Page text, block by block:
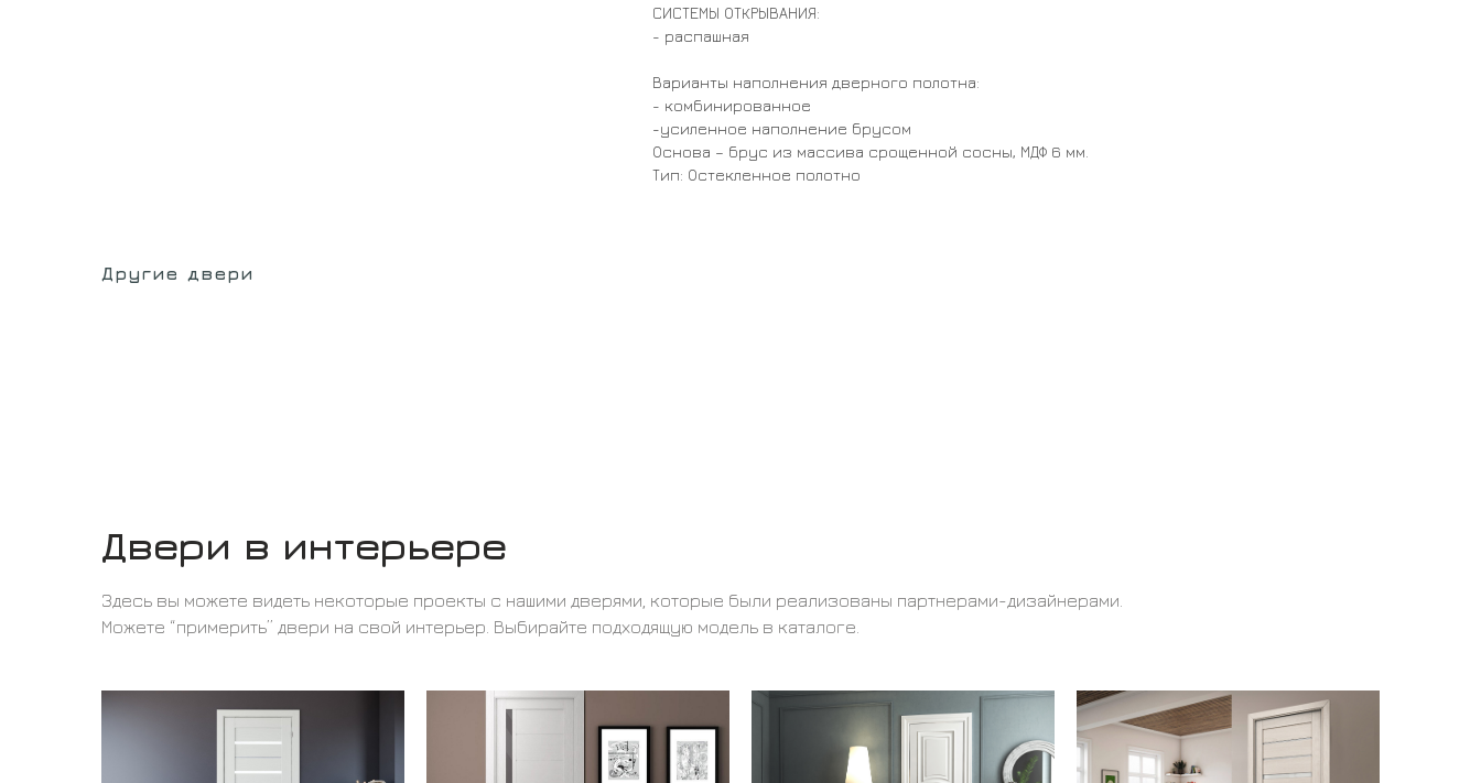
СИСТЕМЫ ОТКРЫВАНИЯ:
- распашная
Варианты наполнения дверного полотна:
- комбинированное
-усиленное наполнение брусом
Основа – брус из массива срощенной сосны, МДФ 6 мм.
Тип: Остекленное полотно
Другие двери
Двери в интерьере
Здесь вы можете видеть некоторые проекты с нашими дверями, которые были реализованы партнерами-дизайнерами.
Можете “примерить” двери на свой интерьер. Выбирайте подходящую модель в каталоге.